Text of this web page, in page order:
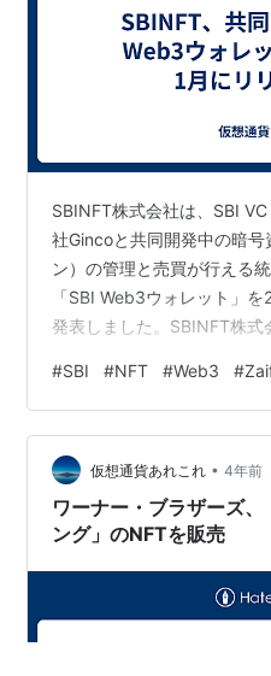
SBINFT株式会社は、SBI
社Gincoと共同開発中の暗
ン）の管理と売買が行える
「SBI Web3ウォレット」
発表しました。SBINFT株式
しています。 「SBI Web3
能により、まるで日本円だ
やすさを実現し、事業者及
買からNFTの売買・保管ま
提供します。同ウォレット
#SBI #NFT #Web3 #
仮想通貨あれこれ • 4年前
ワーナー・ブラザーズ
ング」のNFTを販売